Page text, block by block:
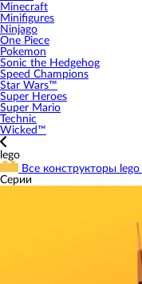
Minecraft
Minifigures
Ninjago
One Piece
Pokemon
Sonic the Hedgehog
Speed Champions
Star Wars™
Super Heroes
Super Mario
Technic
Wicked™
lego
Все конструкторы lego
Серии